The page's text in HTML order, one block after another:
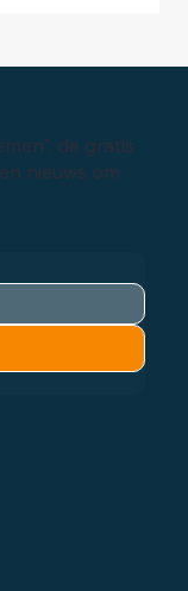
de gratis
nieuws om